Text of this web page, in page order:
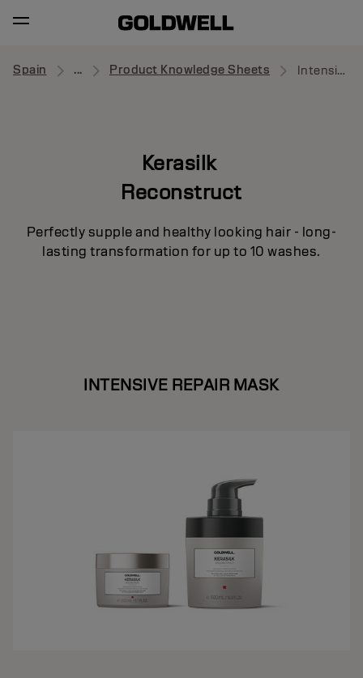
Spain ... Product Knowledge Sheets Intensive Repair Mask
Kerasilk
Reconstruct
Perfectly supple and healthy looking hair - long-
lasting transformation for up to 10 washes.
INTENSIVE REPAIR MASK